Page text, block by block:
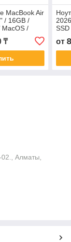
MacBook Air
/ 16GB /
MacOS /
₸ от
Алматы,